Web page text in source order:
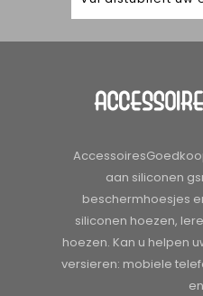
aan siliconen
beschermhoesjes
siliconen hoezen,
hoezen. Kan u helpen
versieren: mobiele